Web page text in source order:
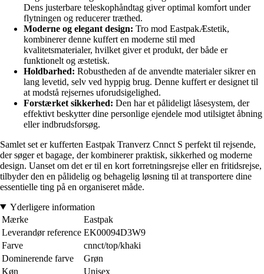
Dens justerbare teleskophåndtag giver optimal komfort under
flytningen og reducerer træthed.
Moderne og elegant design: Tro mod EastpakÆstetik,
kombinerer denne kuffert en moderne stil med
kvalitetsmaterialer, hvilket giver et produkt, der både er
funktionelt og æstetisk.
Holdbarhed: Robustheden af de anvendte materialer sikrer en
lang levetid, selv ved hyppig brug. Denne kuffert er designet til
at modstå rejsernes uforudsigelighed.
Forstærket sikkerhed: Den har et pålideligt låsesystem, der
effektivt beskytter dine personlige ejendele mod utilsigtet åbning
eller indbrudsforsøg.
Samlet set er kufferten Eastpak Tranverz Cnnct S perfekt til rejsende,
der søger et bagage, der kombinerer praktisk, sikkerhed og moderne
design. Uanset om det er til en kort forretningsrejse eller en fritidsrejse,
tilbyder den en pålidelig og behagelig løsning til at transportere dine
essentielle ting på en organiseret måde.
Yderligere information
Mærke
Eastpak
Leverandør reference EK00094D3W9
Farve
cnnct/top/khaki
Dominerende farve
Grøn
Køn
Unisex